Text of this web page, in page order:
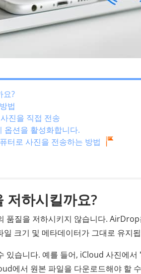
요?
법
진을 직접 전송
옵션을 활성화합니다.
터로 사진을 전송하는 방법
저하시킬까요?
품질을 저하시키지 않습니다.
크기 및 메타데이터가 그대로 유지
있습니다. 예를 들어, iCloud 사진에서
에서 원본 파일을 다운로드해야 할